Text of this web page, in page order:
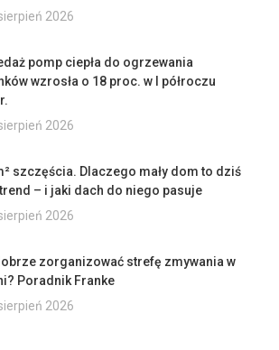
2026
pomp ciepła do ogrzewania
wzrosła o 18 proc. w I półroczu
2026
szczęścia. Dlaczego mały dom to dziś
– i jaki dach do niego pasuje
2026
zorganizować strefę zmywania w
Poradnik Franke
2026